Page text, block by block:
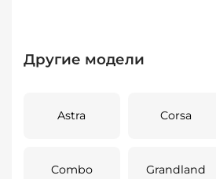
Другие модели
Astra Corsa
Combo Grandland